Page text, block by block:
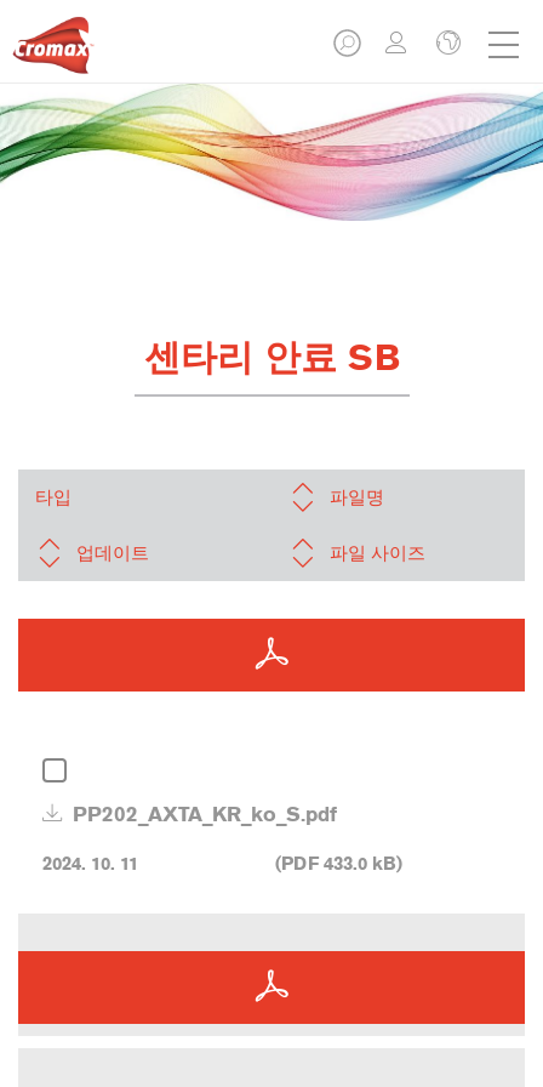
센타리 안료 SB
타입 파일명
업데이트 파일 사이즈
PP202_AXTA_KR_ko_S.pdf
2024. 10. 11 (PDF 433.0 kB)